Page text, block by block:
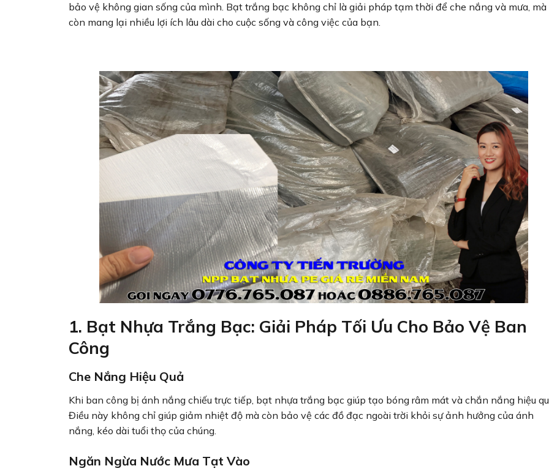
bảo vệ không gian sống của mình. Bạt trắng bạc không chỉ là giải pháp tạm thời để che nắng và mưa, mà
còn mang lại nhiều lợi ích lâu dài cho cuộc sống và công việc của bạn.
1. Bạt Nhựa Trắng Bạc: Giải Pháp Tối Ưu Cho Bảo Vệ Ban
Công
Che Nắng Hiệu Quả
Khi ban công bị ánh nắng chiếu trực tiếp, bạt nhựa trắng bạc giúp tạo bóng râm mát và chắn nắng hiệu
Điều này không chỉ giúp giảm nhiệt độ mà còn bảo vệ các đồ đạc ngoài trời khỏi sự ảnh hưởng của ánh
nắng, kéo dài tuổi thọ của chúng.
Ngăn Ngừa Nước Mưa Tạt Vào